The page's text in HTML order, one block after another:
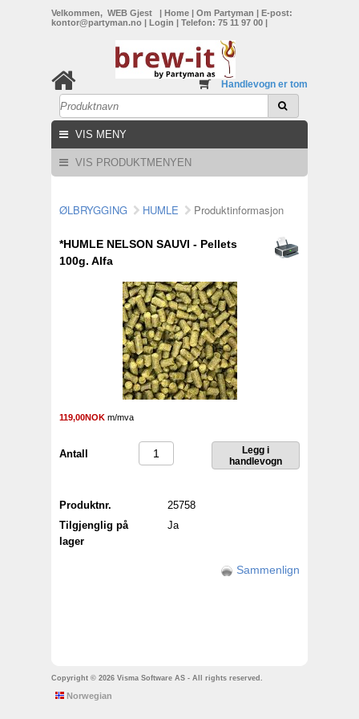
Velkommen, WEB Gjest | Home | Om Partyman | E-post:
kontor@partyman.no | Login | Telefon: 75 11 97 00 |
Handlevogn er tom
VIS MENY
VIS PRODUKTMENYEN
ØLBRYGGING HUMLE Produktinformasjon
*HUMLE NELSON SAUVI - Pellets
100g. Alfa
119,00NOK m/mva
Antall
Produktnr.
25758
Tilgjenglig på
lager
Ja
Sammenlign
Copyright © 2026 Visma Software AS - All rights reserved.
Norwegian